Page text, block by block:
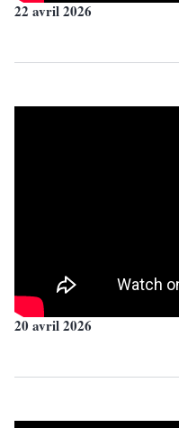
22 avril 2026
20 avril 2026